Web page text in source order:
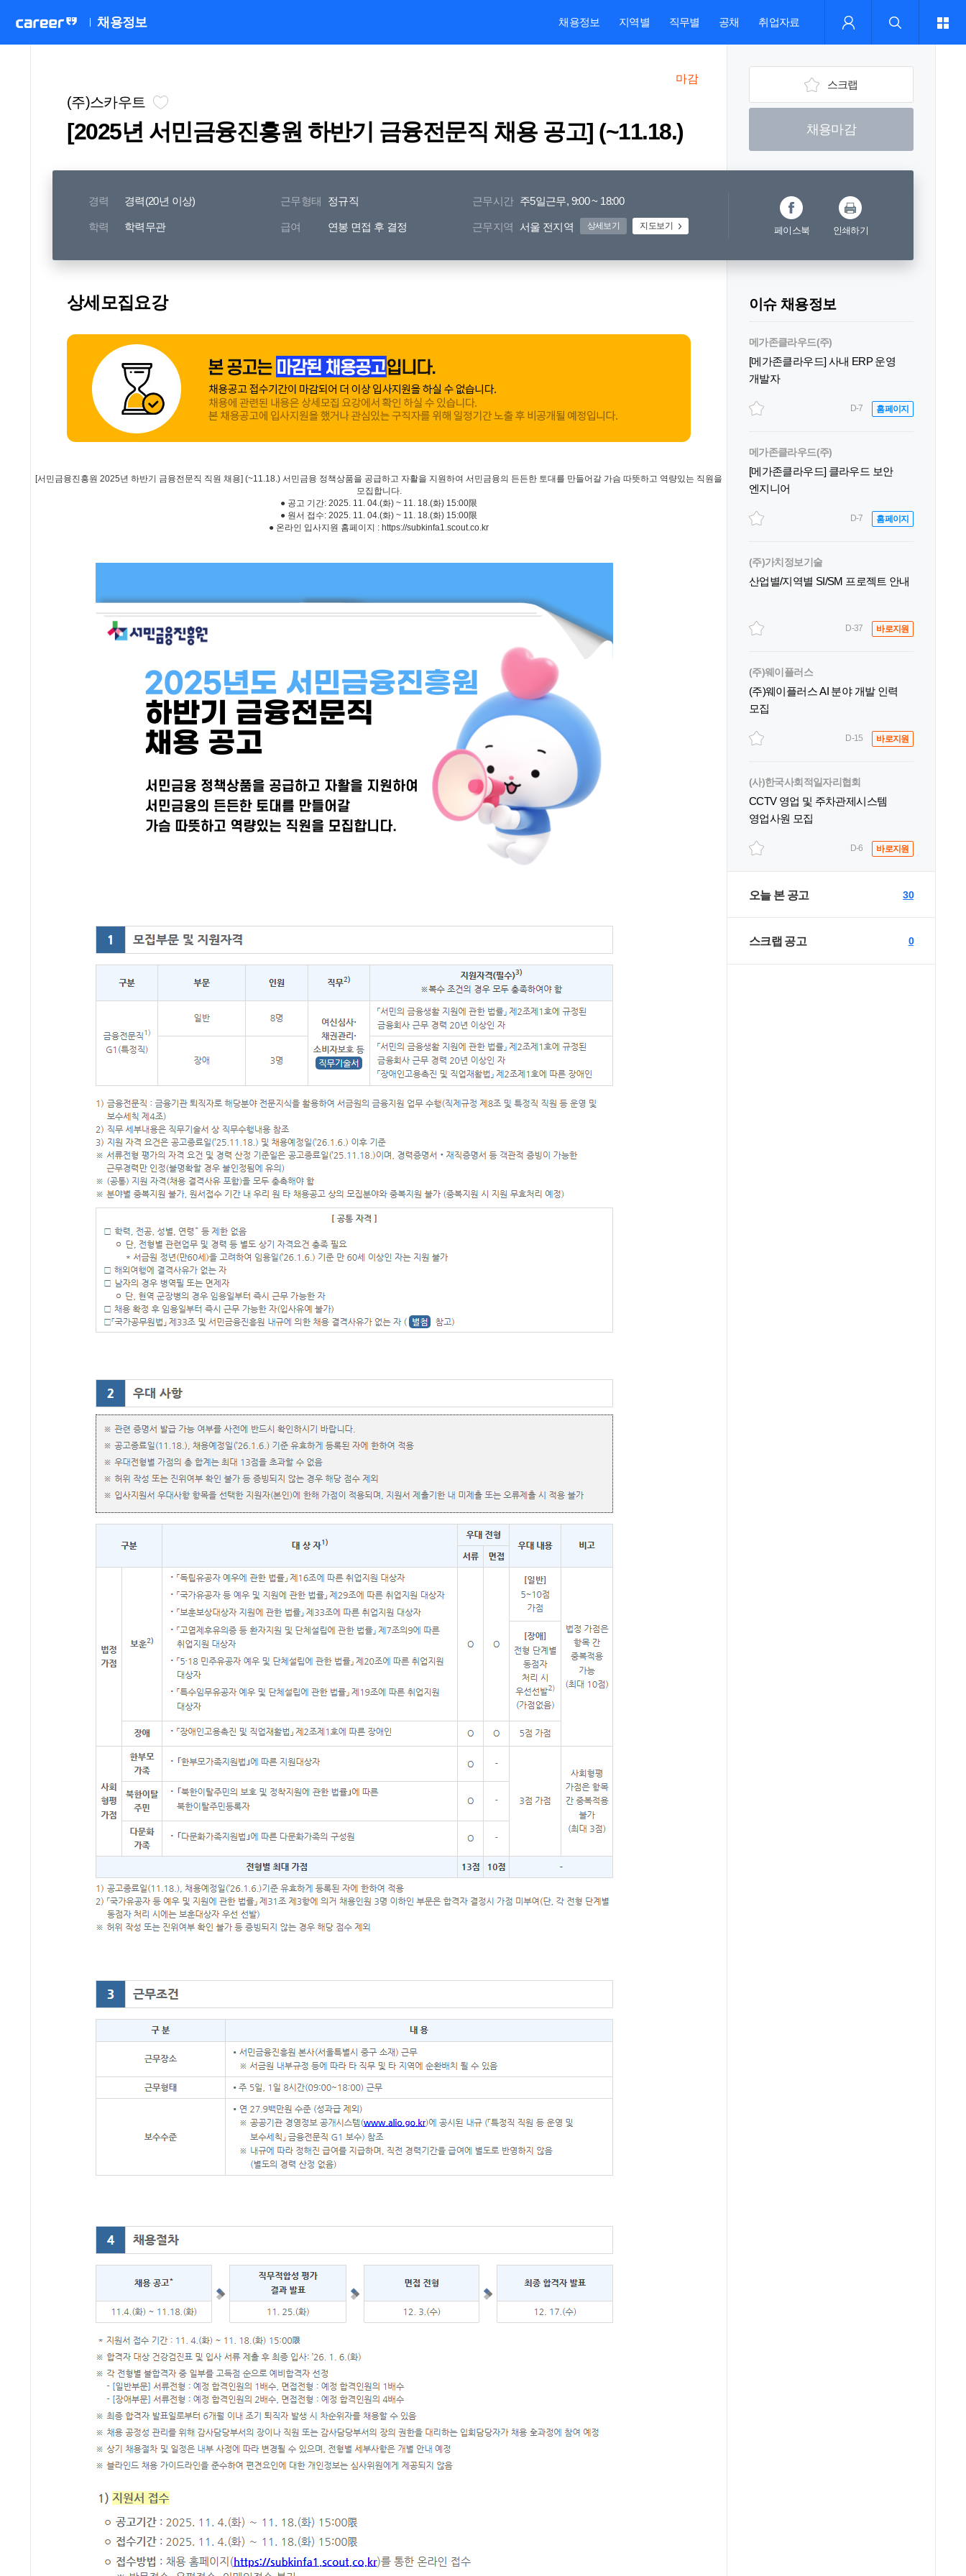
채용정보 채용정보 지역별 직무별 공채 취업자료
(주)스카우트
[2025년 서민금융진흥원 하반기 금융전문직 채용 공고] (~11.18.)
마감 스크랩
채용마감
경력 경력(20년 이상) 근무형태 정규직 근무시간 주5일근무, 9:00 ~ 18:00
학력 학력무관 급여 연봉 면접 후 결정 근무지역 서울 전지역 상세보기 지도보기 페이스북 인쇄하기
상세모집요강
[서민금융진흥원 2025년 하반기 금융전문직 직원 채용] (~11.18.) 서민금융 정책상품을 공급하고 자활을 지원하여 서민금융의 든든한 토대를 만들어갈 가슴 따뜻하고 역량있는 직원을
모집합니다.
● 공고 기간: 2025. 11. 04.(화) ~ 11. 18.(화) 15:00限
● 원서 접수: 2025. 11. 04.(화) ~ 11. 18.(화) 15:00限
● 온라인 입사지원 홈페이지 : https://subkinfa1.scout.co.kr
이슈 채용정보
메가존클라우드(주)
[메가존클라우드] 사내 ERP 운영
개발자
D-7 홈페이지
메가존클라우드(주)
[메가존클라우드] 클라우드 보안
엔지니어
D-7 홈페이지
(주)가치정보기술
산업별/지역별 SI/SM 프로젝트 안내
D-37 바로지원
(주)웨이플러스
(주)웨이플러스 AI 분야 개발 인력
모집
D-15 바로지원
(사)한국사회적일자리협회
CCTV 영업 및 주차관제시스템
영업사원 모집
D-6 바로지원
오늘 본 공고 30
스크랩 공고 0